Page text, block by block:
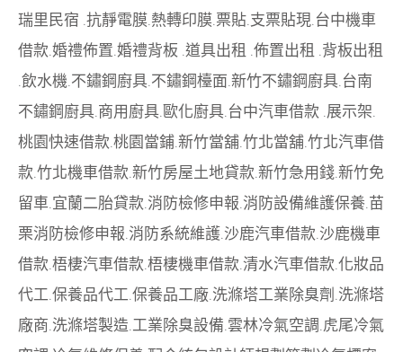
瑞里民宿 .抗靜電膜.熱轉印膜.票貼.支票貼現.台中機車
借款.婚禮佈置.婚禮背板 .道具出租 .佈置出租 .背板出租
.飲水機.不鏽鋼廚具.不鏽鋼檯面.新竹不鏽鋼廚具.台南
不鏽鋼廚具.商用廚具.歐化廚具.台中汽車借款 .展示架.
桃園快速借款.桃園當鋪.新竹當舖.竹北當舖.竹北汽車借
款.竹北機車借款.新竹房屋土地貸款.新竹急用錢.新竹免
留車.宜蘭二胎貸款.消防檢修申報.消防設備維護保養.苗
栗消防檢修申報.消防系統維護.沙鹿汽車借款.沙鹿機車
借款.梧棲汽車借款.梧棲機車借款.清水汽車借款.化妝品
代工.保養品代工.保養品工廠.洗滌塔工業除臭劑 .洗滌塔
廠商.洗滌塔製造.工業除臭設備.雲林冷氣空調.虎尾冷氣